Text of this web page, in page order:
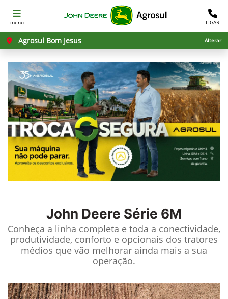
menu LIGAR
Agrosul Bom Jesus Alterar
John Deere Série 6M
Conheça a linha completa e toda a conectividade,
produtividade, conforto e opcionais dos tratores
médios que vão melhorar ainda mais a sua
operação.